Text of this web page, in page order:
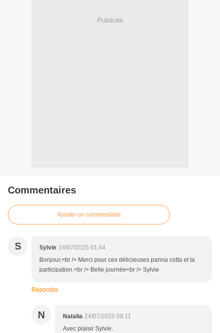
Publicité
Commentaires
Ajouter un commentaire
S Sylvie 24/07/2025 01:44
Bonjour,<br /> Merci pour ces délicieuses panna cotta et ta
participation.<br /> Belle journée<br /> Sylvie
Répondre
N Natalia 24/07/2025 08:11
Avec plaisir Sylvie.